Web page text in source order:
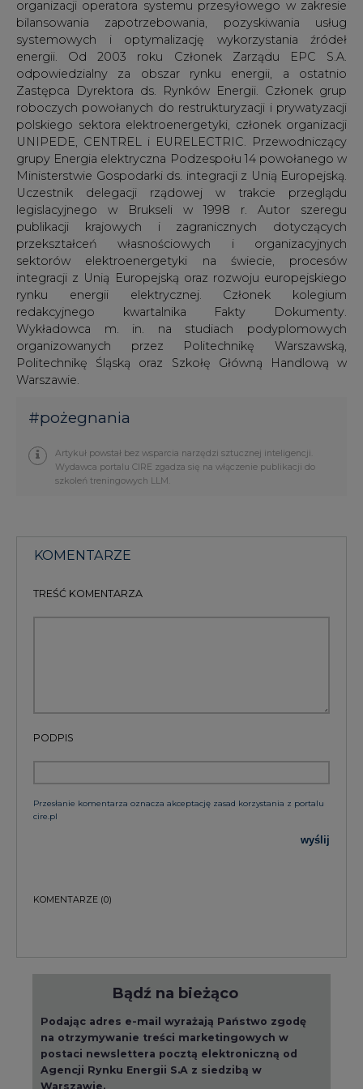
organizacji operatora systemu przesyłowego w zakresie
bilansowania zapotrzebowania, pozyskiwania usług
systemowych i optymalizację wykorzystania źródeł
energii. Od 2003 roku Członek Zarządu EPC S.A.
odpowiedzialny za obszar rynku energii, a ostatnio
Zastępca Dyrektora ds. Rynków Energii. Członek grup
roboczych powołanych do restrukturyzacji i prywatyzacji
polskiego sektora elektroenergetyki, członek organizacji
UNIPEDE, CENTREL i EURELECTRIC. Przewodniczący
grupy Energia elektryczna Podzespołu 14 powołanego w
Ministerstwie Gospodarki ds. integracji z Unią Europejską.
Uczestnik delegacji rządowej w trakcie przeglądu
legislacyjnego w Brukseli w 1998 r. Autor szeregu
publikacji krajowych i zagranicznych dotyczących
przekształceń własnościowych i organizacyjnych
sektorów elektroenergetyki na świecie, procesów
integracji z Unią Europejską oraz rozwoju europejskiego
rynku energii elektrycznej. Członek kolegium
redakcyjnego kwartalnika Fakty Dokumenty.
Wykładowca m. in. na studiach podyplomowych
organizowanych przez Politechnikę Warszawską,
Politechnikę Śląską oraz Szkołę Główną Handlową w
Warszawie.
#pożegnania
Artykuł powstał bez wsparcia narzędzi sztucznej inteligencji.
Wydawca portalu CIRE zgadza się na włączenie publikacji do
szkoleń treningowych LLM.
KOMENTARZE
TREŚĆ KOMENTARZA
PODPIS
Przesłanie komentarza oznacza akceptację zasad korzystania z portalu
cire.pl
wyślij
KOMENTARZE (0)
Bądź na bieżąco
Podając adres e-mail wyrażają Państwo zgodę
na otrzymywanie treści marketingowych w
postaci newslettera pocztą elektroniczną od
Agencji Rynku Energii S.A z siedzibą w
Warszawie.